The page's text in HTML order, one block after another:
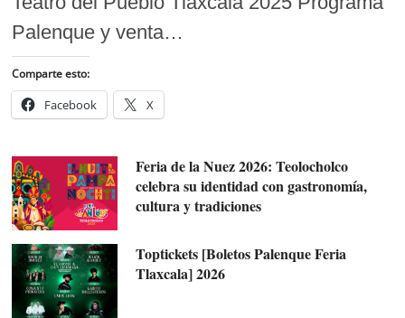
Palenque y venta…
Comparte esto:
Facebook X
Feria de la Nuez 2026: Teolocholco
celebra su identidad con gastronomía,
cultura y tradiciones
Toptickets [Boletos Palenque Feria
Tlaxcala] 2026